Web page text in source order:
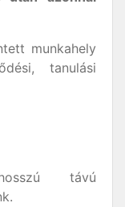
munkahely
tanulási
távú